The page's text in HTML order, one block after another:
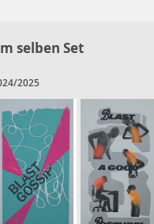
selben Set
2025